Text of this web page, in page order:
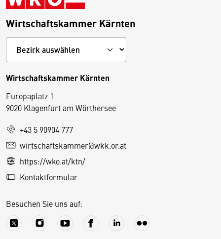
Wirtschaftskammer Kärnten
Wirtschaftskammer Kärnten
Europaplatz 1
9020 Klagenfurt am Wörthersee
+43 5 90904 777
wirtschaftskammer@wkk.or.at
https://wko.at/ktn/
Kontaktformular
Besuchen Sie uns auf:
D
e
s
S